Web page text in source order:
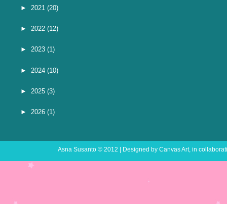
► 2021 (20)
► 2022 (12)
► 2023 (1)
► 2024 (10)
► 2025 (3)
► 2026 (1)
Asna Susanto© 2012 | Designed by Canvas Art, in